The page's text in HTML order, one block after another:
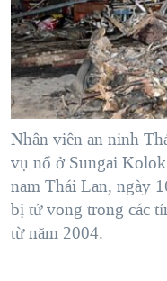
"Tìm"NGƯỜI VIỆT HẢI
ĐỜI SỐNG
KINH TẾ
KHOA HỌC
SỨC KHOẺ
VĂN HOÁ
THỂ THAO
TẠI
HÀNH TRÌNH BẦU
MỘT NĂM CHIẾN
GIẢI MÃ VÀNH ĐAI &
NGÀY TỊ NẠN THẾ
TRỊNH VĨNH BÌNH -
GROUND ZERO –
CHI PHÍ CHIẾN
VIDEO
NGHE
MẠNG XÃ HỘI
Ngôn ngữ khác
Nhân viên an ninh
vụ nổ ở Sungai
nam Thái Lan, ngày
bị tử vong trong các
từ năm 2004.